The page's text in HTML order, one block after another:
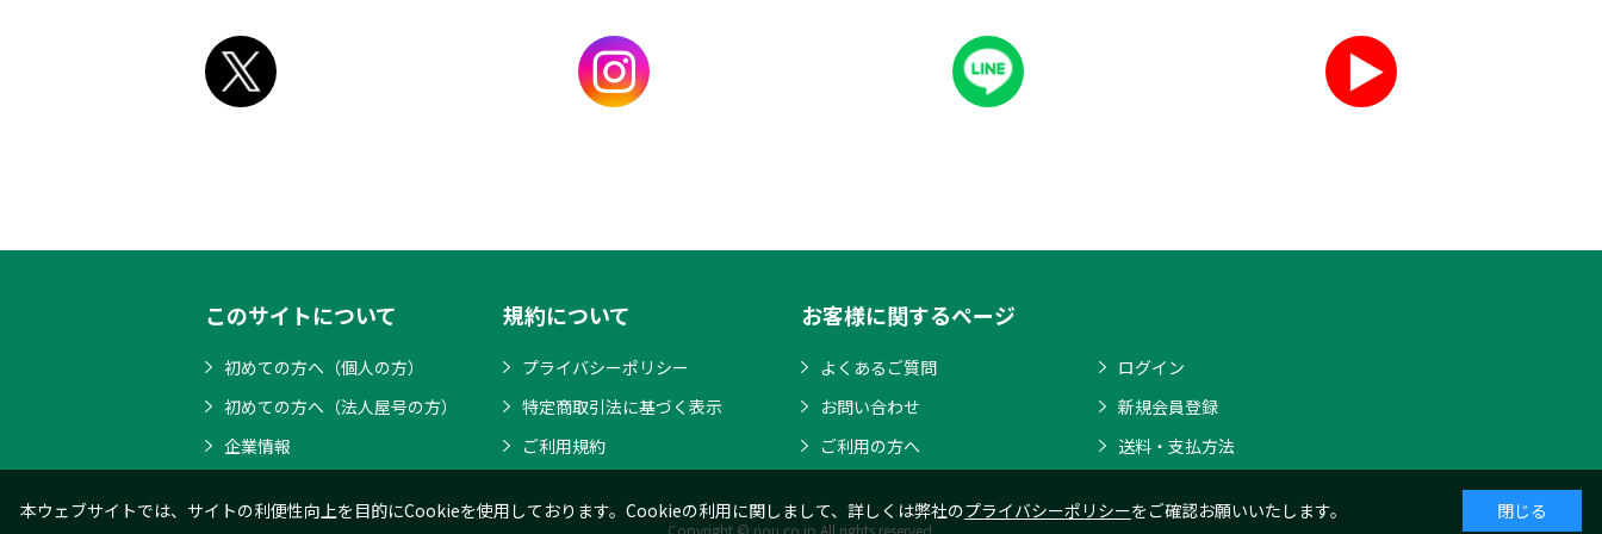
このサイトについて
初めての方へ（個人の方）
初めての方へ（法人屋号の方）
企業情報
規約について
プライバシーポリシー
特定商取引法に基づく表示
ご利用規約
お客様に関するページ
よくあるご質問
お問い合わせ
ご利用の方へ
ログイン
新規会員登録
送料・支払方法
Copyright © nou.co.jp All rights reserved.
本ウェブサイトでは、サイトの利便性向上を目的にCookieを使用しております。Cookieの利用に関しまして、詳しくは弊社のプライバシーポリシーをご確認お願いいたします。 閉じる